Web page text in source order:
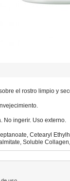
el rostro limpio y
No ingerir. Uso externo.
Cetearyl
Soluble